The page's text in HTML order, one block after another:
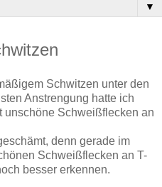
▼
Schwitzen unter den
Anstrengung hatte ich
unschöne Schweißflecken an
denn gerade im
Schweißflecken an T-
besser erkennen.